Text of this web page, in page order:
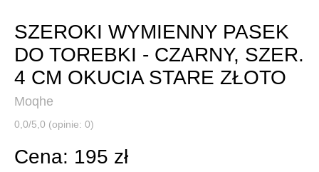
SZEROKI WYMIENNY PASEK
DO TOREBKI - CZARNY, SZER.
4 CM OKUCIA STARE ZŁOTO
Moqhe
0,0/5,0 (opinie: 0)
Cena: 195 zł